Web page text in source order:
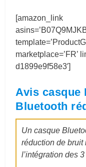
[amazon_link
marketplace=’FR’
d1899e9f58e3′]
Avis casque
Bluetooth
Un casque
réduction de bruit
l’intégration des